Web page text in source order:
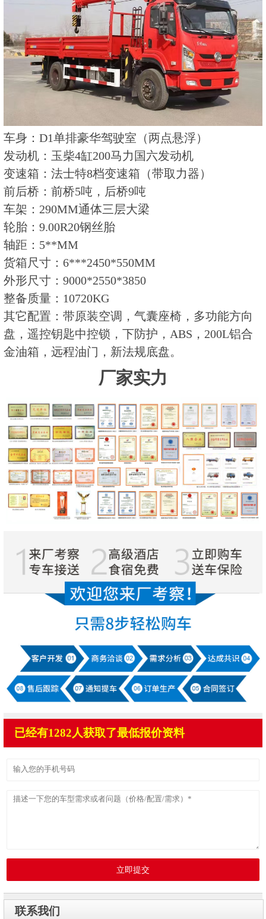
车身：D1单排豪华驾驶室（两点悬浮）
发动机：玉柴4缸200马力国六发动机
变速箱：法士特8档变速箱（带取力器）
前后桥：前桥5吨，后桥9吨
车架：290MM通体三层大梁
轮胎：9.00R20钢丝胎
轴距：5**MM
货箱尺寸：6***2450*550MM
外形尺寸：9000*2550*3850
整备质量：10720KG
其它配置：带原装空调，气囊座椅，多功能方向
盘，遥控钥匙中控锁，下防护，ABS，200L铝合
金油箱，远程油门，新法规底盘。
厂家实力
已经有1282人获取了最低报价资料
立即提交
联系我们